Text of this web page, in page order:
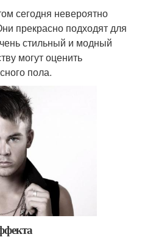
сегодня невероятно
прекрасно подходят для
стильный и модный
могут оценить
пола.